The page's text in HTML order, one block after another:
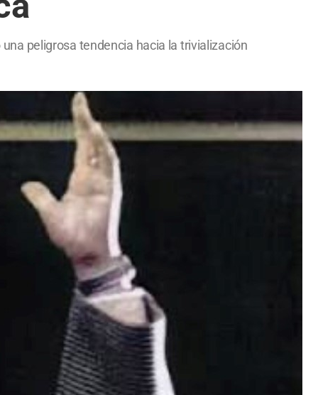
peligrosa tendencia hacia la trivialización